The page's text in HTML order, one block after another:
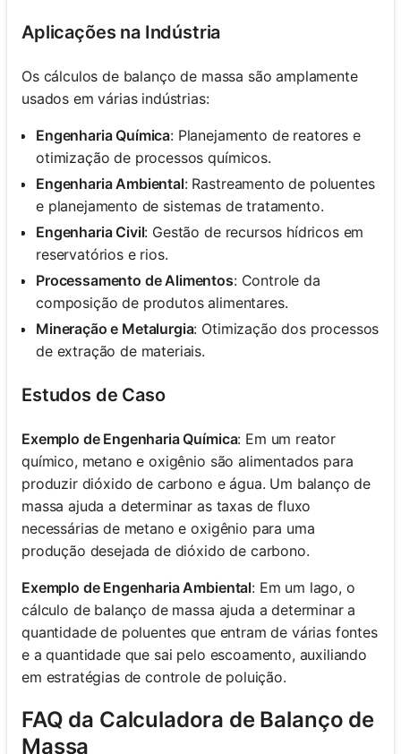
Aplicações na Indústria
Os cálculos de balanço de massa são amplamente
usados em várias indústrias:
Engenharia Química: Planejamento de reatores e
otimização de processos químicos.
Engenharia Ambiental: Rastreamento de poluentes
e planejamento de sistemas de tratamento.
Engenharia Civil: Gestão de recursos hídricos em
reservatórios e rios.
Processamento de Alimentos: Controle da
composição de produtos alimentares.
Mineração e Metalurgia: Otimização dos processos
de extração de materiais.
Estudos de Caso
Exemplo de Engenharia Química: Em um reator
químico, metano e oxigênio são alimentados para
produzir dióxido de carbono e água. Um balanço de
massa ajuda a determinar as taxas de fluxo
necessárias de metano e oxigênio para uma
produção desejada de dióxido de carbono.
Exemplo de Engenharia Ambiental: Em um lago, o
cálculo de balanço de massa ajuda a determinar a
quantidade de poluentes que entram de várias fontes
e a quantidade que sai pelo escoamento, auxiliando
em estratégias de controle de poluição.
FAQ da Calculadora de Balanço de
Massa